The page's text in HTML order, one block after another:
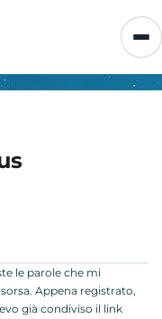
le parole che mi
Appena registrato,
già condiviso il link